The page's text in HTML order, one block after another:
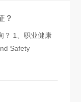
？
？ 1、职业健康
Safety